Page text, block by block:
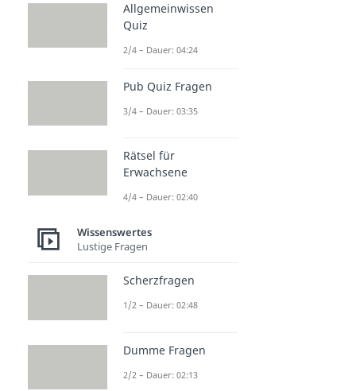
Allgemeinwissen
Quiz
2/4 – Dauer: 04:24
Pub Quiz Fragen
3/4 – Dauer: 03:35
Rätsel für
Erwachsene
4/4 – Dauer: 02:40
Wissenswertes
Lustige Fragen
Scherzfragen
1/2 – Dauer: 02:48
Dumme Fragen
2/2 – Dauer: 02:13